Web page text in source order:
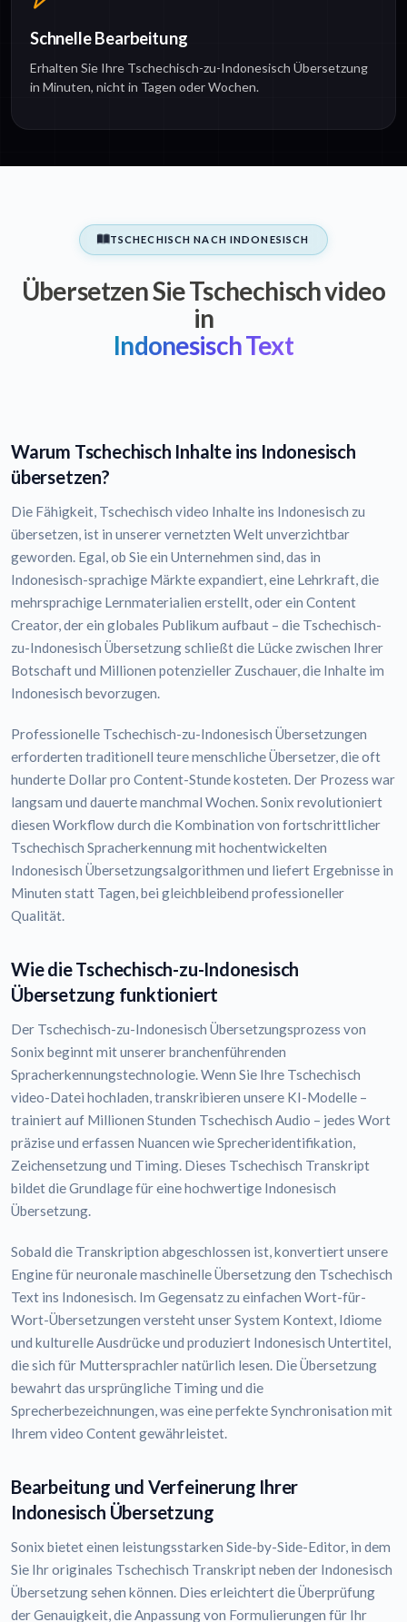
Schnelle Bearbeitung
Erhalten Sie Ihre Tschechisch-zu-Indonesisch Übersetzung
in Minuten, nicht in Tagen oder Wochen.
TSCHECHISCH NACH INDONESISCH
Übersetzen Sie Tschechisch video
in
Indonesisch Text
Warum Tschechisch Inhalte ins Indonesisch
übersetzen?
Die Fähigkeit, Tschechisch video Inhalte ins Indonesisch zu
übersetzen, ist in unserer vernetzten Welt unverzichtbar
geworden. Egal, ob Sie ein Unternehmen sind, das in
Indonesisch-sprachige Märkte expandiert, eine Lehrkraft, die
mehrsprachige Lernmaterialien erstellt, oder ein Content
Creator, der ein globales Publikum aufbaut – die Tschechisch-
zu-Indonesisch Übersetzung schließt die Lücke zwischen Ihrer
Botschaft und Millionen potenzieller Zuschauer, die Inhalte im
Indonesisch bevorzugen.
Professionelle Tschechisch-zu-Indonesisch Übersetzungen
erforderten traditionell teure menschliche Übersetzer, die oft
hunderte Dollar pro Content-Stunde kosteten. Der Prozess war
langsam und dauerte manchmal Wochen. Sonix revolutioniert
diesen Workflow durch die Kombination von fortschrittlicher
Tschechisch Spracherkennung mit hochentwickelten
Indonesisch Übersetzungsalgorithmen und liefert Ergebnisse in
Minuten statt Tagen, bei gleichbleibend professioneller
Qualität.
Wie die Tschechisch-zu-Indonesisch
Übersetzung funktioniert
Der Tschechisch-zu-Indonesisch Übersetzungsprozess von
Sonix beginnt mit unserer branchenführenden
Spracherkennungstechnologie. Wenn Sie Ihre Tschechisch
video-Datei hochladen, transkribieren unsere KI-Modelle –
trainiert auf Millionen Stunden Tschechisch Audio – jedes Wort
präzise und erfassen Nuancen wie Sprecheridentifikation,
Zeichensetzung und Timing. Dieses Tschechisch Transkript
bildet die Grundlage für eine hochwertige Indonesisch
Übersetzung.
Sobald die Transkription abgeschlossen ist, konvertiert unsere
Engine für neuronale maschinelle Übersetzung den Tschechisch
Text ins Indonesisch. Im Gegensatz zu einfachen Wort-für-
Wort-Übersetzungen versteht unser System Kontext, Idiome
und kulturelle Ausdrücke und produziert Indonesisch Untertitel,
die sich für Muttersprachler natürlich lesen. Die Übersetzung
bewahrt das ursprüngliche Timing und die
Sprecherbezeichnungen, was eine perfekte Synchronisation mit
Ihrem video Content gewährleistet.
Bearbeitung und Verfeinerung Ihrer
Indonesisch Übersetzung
Sonix bietet einen leistungsstarken Side-by-Side-Editor, in dem
Sie Ihr originales Tschechisch Transkript neben der Indonesisch
Übersetzung sehen können. Dies erleichtert die Überprüfung
der Genauigkeit, die Anpassung von Formulierungen für Ihr